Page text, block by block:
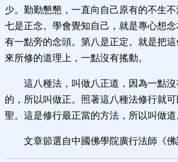
少。勤勤懇懇，一直向自己原有的不生
七是正念。學會覺知自己，就是專心想
有一點旁的念頭。第八是正定。就是把
來所修的道理上，一點沒有搖動。
這八種法，叫做八正道，因為一點
的，所以叫做正。照著這八種法修行就
聖。這是修行最正當的方法，所以叫做道
文章節選自中國佛學院廣行法師《